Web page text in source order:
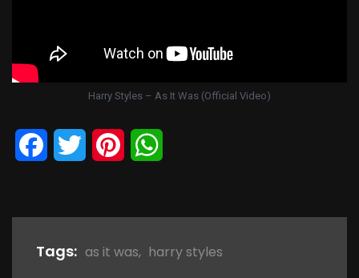
Harry Styles – As It Was (Official Video)
Facebook
Twitter Pinterest
Tags: as it was, harry styles